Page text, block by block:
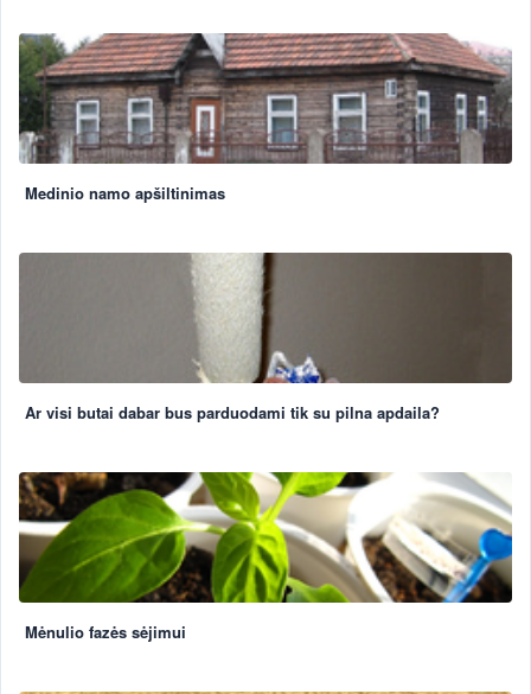
Medinio namo apšiltinimas
Ar visi butai dabar bus parduodami tik su pilna apdaila?
Mėnulio fazės sėjimui